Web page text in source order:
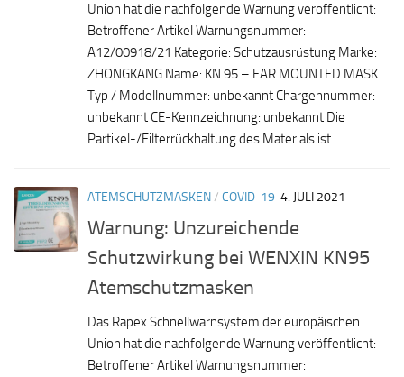
Union hat die nachfolgende Warnung veröffentlicht:
Betroffener Artikel Warnungsnummer:
A12/00918/21 Kategorie: Schutzausrüstung Marke:
ZHONGKANG Name: KN 95 – EAR MOUNTED MASK
Typ / Modellnummer: unbekannt Chargennummer:
unbekannt CE-Kennzeichnung: unbekannt Die
Partikel-/Filterrückhaltung des Materials ist...
ATEMSCHUTZMASKEN/ COVID-19 4. JULI 2021
Warnung: Unzureichende
Schutzwirkung bei WENXIN KN95
Atemschutzmasken
Das Rapex Schnellwarnsystem der europäischen
Union hat die nachfolgende Warnung veröffentlicht:
Betroffener Artikel Warnungsnummer: